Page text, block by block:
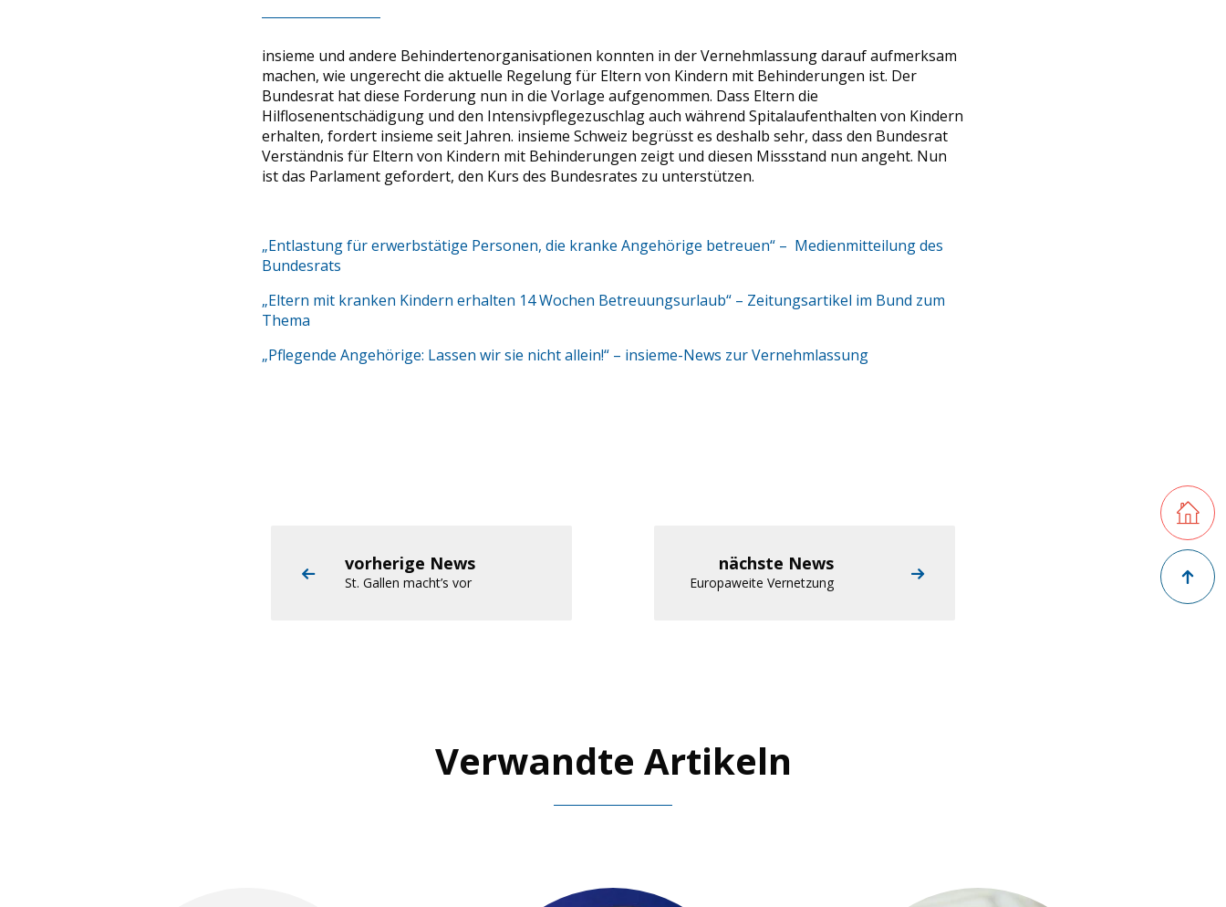
insieme und andere Behindertenorganisationen konnten in der Vernehmlassung darauf aufmerksam
machen, wie ungerecht die aktuelle Regelung für Eltern von Kindern mit Behinderungen ist. Der
Bundesrat hat diese Forderung nun in die Vorlage aufgenommen. Dass Eltern die
Hilflosenentschädigung und den Intensivpflegezuschlag auch während Spitalaufenthalten von Kindern
erhalten, fordert insieme seit Jahren. insieme Schweiz begrüsst es deshalb sehr, dass den Bundesrat
Verständnis für Eltern von Kindern mit Behinderungen zeigt und diesen Missstand nun angeht. Nun
ist das Parlament gefordert, den Kurs des Bundesrates zu unterstützen.
„Entlastung für erwerbstätige Personen, die kranke Angehörige betreuen“ – Medienmitteilung des
Bundesrats
„Eltern mit kranken Kindern erhalten 14 Wochen Betreuungsurlaub“ – Zeitungsartikel im Bund zum
Thema
„Pflegende Angehörige: Lassen wir sie nicht allein!“ – insieme-News zur Vernehmlassung
vorherige News
St. Gallen macht’s vor
nächste News
Europaweite Vernetzung
Verwandte Artikeln
Zurück